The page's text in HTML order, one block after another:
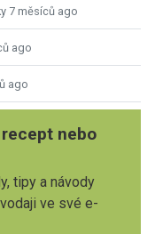
7 měsíců ago
ago
ago
nebo
tipy a návody
ve své e-